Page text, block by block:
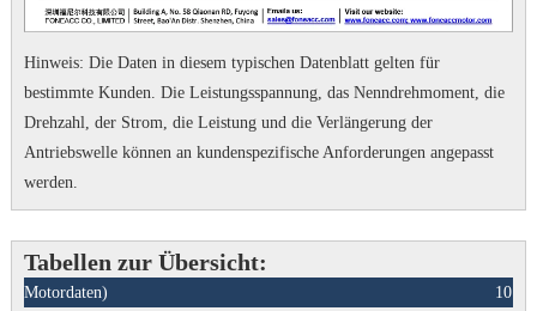
Hinweis: Die Daten in diesem typischen Datenblatt gelten für
bestimmte Kunden. Die Leistungsspannung, das Nenndrehmoment, die
Drehzahl, der Strom, die Leistung und die Verlängerung der
Antriebswelle können an kundenspezifische Anforderungen angepasst
werden.
Tabellen zur Übersicht:
Motordaten)